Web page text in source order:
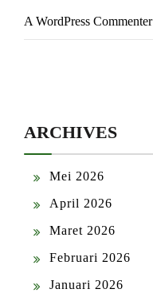
A WordPress Commenter
ARCHIVES
Mei 2026
April 2026
Maret 2026
Februari 2026
Januari 2026